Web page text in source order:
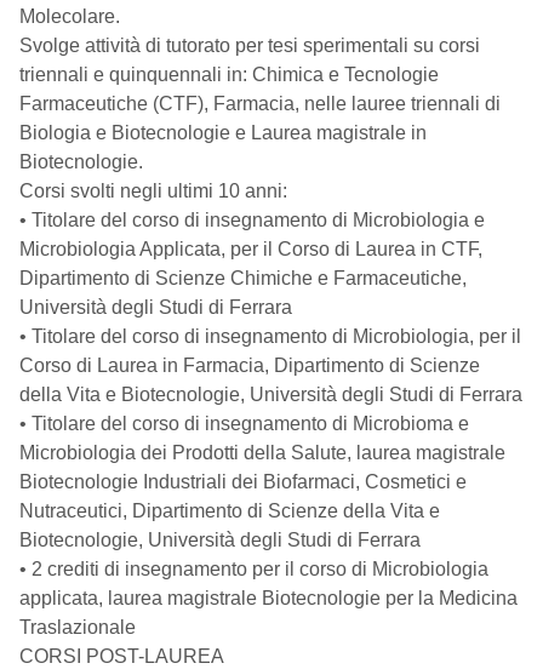
Molecolare.
Svolge attività di tutorato per tesi sperimentali su corsi
triennali e quinquennali in: Chimica e Tecnologie
Farmaceutiche (CTF), Farmacia, nelle lauree triennali di
Biologia e Biotecnologie e Laurea magistrale in
Biotecnologie.
Corsi svolti negli ultimi 10 anni:
• Titolare del corso di insegnamento di Microbiologia e
Microbiologia Applicata, per il Corso di Laurea in CTF,
Dipartimento di Scienze Chimiche e Farmaceutiche,
Università degli Studi di Ferrara
• Titolare del corso di insegnamento di Microbiologia, per il
Corso di Laurea in Farmacia, Dipartimento di Scienze
della Vita e Biotecnologie, Università degli Studi di Ferrara
• Titolare del corso di insegnamento di Microbioma e
Microbiologia dei Prodotti della Salute, laurea magistrale
Biotecnologie Industriali dei Biofarmaci, Cosmetici e
Nutraceutici, Dipartimento di Scienze della Vita e
Biotecnologie, Università degli Studi di Ferrara
• 2 crediti di insegnamento per il corso di Microbiologia
applicata, laurea magistrale Biotecnologie per la Medicina
Traslazionale
CORSI POST-LAUREA